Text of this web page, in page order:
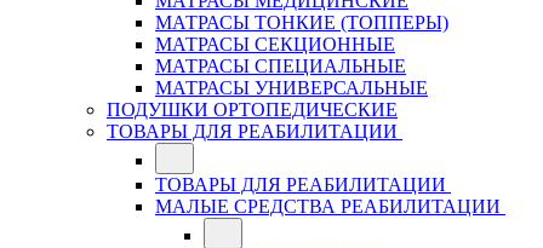
МАТРАСЫ ТОНКИЕ (ТОППЕРЫ)
МАТРАСЫ СЕКЦИОННЫЕ
МАТРАСЫ СПЕЦИАЛЬНЫЕ
МАТРАСЫ УНИВЕРСАЛЬНЫЕ
ПОДУШКИ ОРТОПЕДИЧЕСКИЕ
ТОВАРЫ ДЛЯ РЕАБИЛИТАЦИИ
ТОВАРЫ ДЛЯ РЕАБИЛИТАЦИИ
МАЛЫЕ СРЕДСТВА РЕАБИЛИТАЦИИ